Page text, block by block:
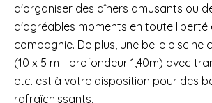
d'organiser des dîners amusants ou
d'agréables moments en toute liberté
compagnie. De plus, une belle piscine
(10 x 5 m - profondeur 1,40m) avec
etc. est à votre disposition pour des
rafraîchissants.